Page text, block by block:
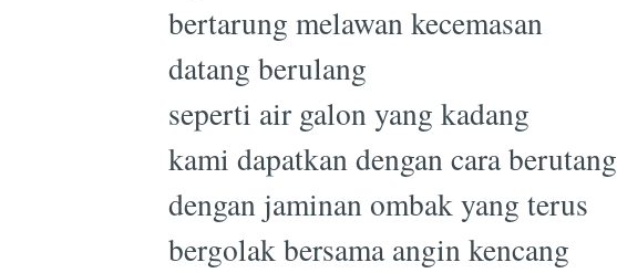
bertarung melawan kecemasan
datang berulang
seperti air galon yang kadang
kami dapatkan dengan cara berutang
dengan jaminan ombak yang terus
bergolak bersama angin kencang